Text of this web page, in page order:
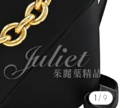
1 / 9